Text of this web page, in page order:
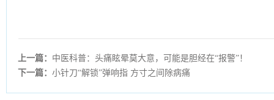
上一篇： 中医科普：头痛眩晕莫大意，可能是胆经在“报警”！
下一篇：小针刀“解锁”弹响指 方寸之间除病痛